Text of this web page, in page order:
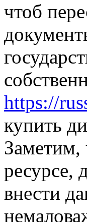
чтоб
https://
купить
Заметим,
ресурсе,
внести